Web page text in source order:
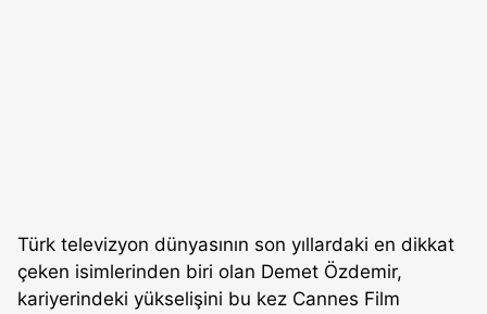
Türk televizyon dünyasının son yıllardaki en dikkat
çeken isimlerinden biri olan Demet Özdemir,
kariyerindeki yükselişini bu kez Cannes Film